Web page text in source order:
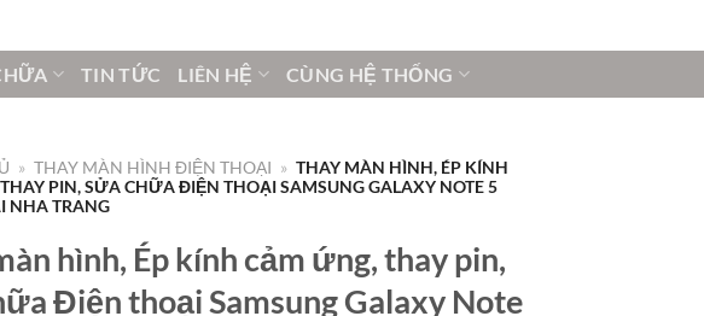
TIN TỨC LIÊN HỆ CÙNG HỆ THỐNG
» THAY MÀN HÌNH ĐIỆN THOẠI » THAY MÀN HÌNH, ÉP KÍNH
PIN, SỬA CHỮA ĐIỆN THOẠI SAMSUNG GALAXY NOTE 5
NHA TRANG
hình, Ép kính cảm ứng, thay pin,
Điện thoại Samsung Galaxy Note